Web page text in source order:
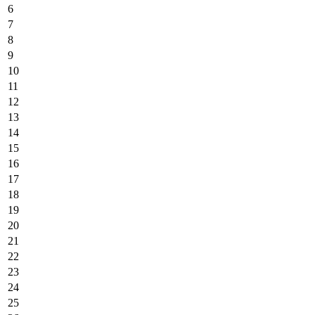
6
7
8
9
10
11
12
13
14
15
16
17
18
19
20
21
22
23
24
25